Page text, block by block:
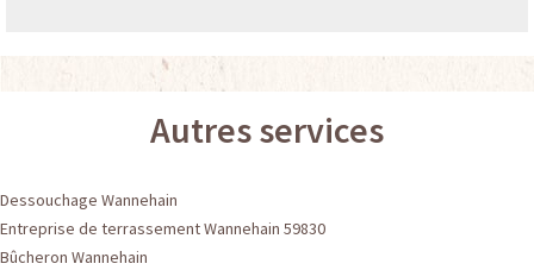
Autres services
Dessouchage Wannehain
Entreprise de terrassement Wannehain 59830
Bûcheron Wannehain